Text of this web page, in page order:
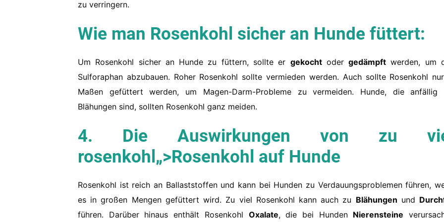
zu verringern.
Wie man Rosenkohl sicher an Hunde füttert:
Um Rosenkohl sicher an Hunde zu füttern, sollte er gekochtodergedämpft werden, um
Sulforaphan abzubauen. Roher Rosenkohl sollte vermieden werden. Auch sollte Rosenkohl
Maßen gefüttert werden, um Magen-Darm-Probleme zu vermeiden. Hunde, die anfällig
Blähungen sind, sollten Rosenkohl ganz meiden.
4. Die Auswirkungen von zu
rosenkohl„>Rosenkohl auf Hunde
Rosenkohl ist reich an Ballaststoffen und kann bei Hunden zu Verdauungsproblemen führen,
es in großen Mengen gefüttert wird. Zu viel Rosenkohl kann auch zu Blähungen und
führen. Darüber hinaus enthält Rosenkohl Oxalate, die bei Hunden Nierensteine